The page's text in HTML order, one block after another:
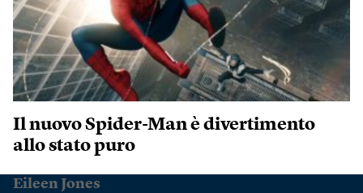
Il nuovo Spider-Man è divertimento
allo stato puro
Eileen Jones